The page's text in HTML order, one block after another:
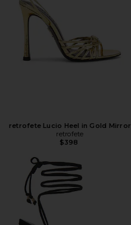
retrofete Lucio Heel in Gold Mirror
retrofete
$398